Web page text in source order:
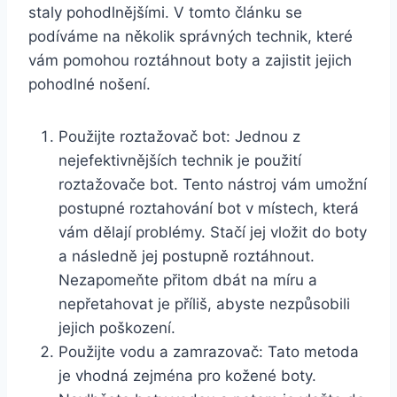
staly pohodlnějšími. V tomto článku ‍se
⁣podíváme na několik správných​ technik, které
‌vám ‍pomohou ​roztáhnout boty a zajistit‌ jejich
pohodlné nošení.
Použijte roztažovač ⁤bot: Jednou z
nejefektivnějších technik​ je použití
roztažovače bot. Tento nástroj ⁢vám umožní
postupné roztahování bot v místech,​ která
vám dělají problémy. Stačí​ jej vložit​ do​ boty‍
a ⁤následně jej postupně roztáhnout.
Nezapomeňte přitom ⁢dbát na míru a‌
nepřetahovat je příliš, abyste nezpůsobili⁤
jejich⁢ poškození.
Použijte vodu a zamrazovač: Tato metoda
je vhodná zejména pro⁤ kožené boty.